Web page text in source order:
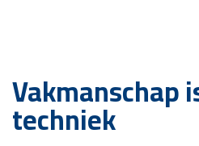
Vakmanschap
techniek